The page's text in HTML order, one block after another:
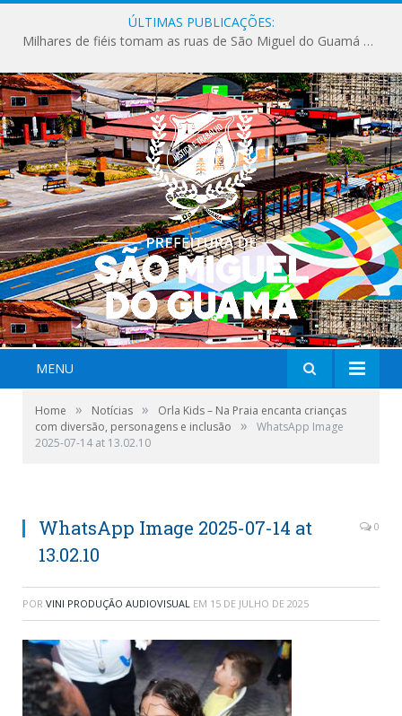
ÚLTIMAS PUBLICAÇÕES:
Milhares de fiéis tomam as ruas de São Miguel do Guamá em uma grande celebração de fé na Marcha para Jesus 2026.
MENU
Home » Notícias »
Orla Kids – Na Praia encanta crianças
com diversão, personagens e inclusão
»
WhatsApp Image
2025-07-14 at 13.02.10
WhatsApp Image 2025-07-14 at
13.02.10
0
POR VINI PRODUÇÃO AUDIOVISUAL EM 15 DE JULHO DE 2025